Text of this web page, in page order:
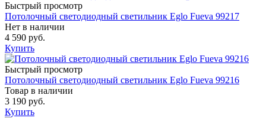
Быстрый просмотр
Потолочный светодиодный светильник Eglo Fueva 99217
Нет в наличии
4 590 руб.
Купить
Быстрый просмотр
Потолочный светодиодный светильник Eglo Fueva 99216
Товар в наличии
3 190 руб.
Купить